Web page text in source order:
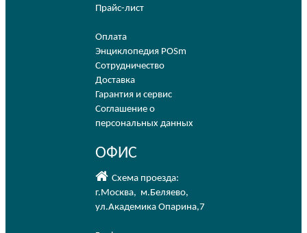
Прайс-лист
Оплата
Энциклопедия POSm
Сотрудничество
Доставка
Гарантия и сервис
Соглашение о
персональных данных
ОФИС
Схема проезда:
г.Москва, м.Беляево,
ул.Академика Опарина,7